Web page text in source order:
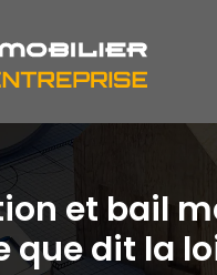
et bail
que dit la